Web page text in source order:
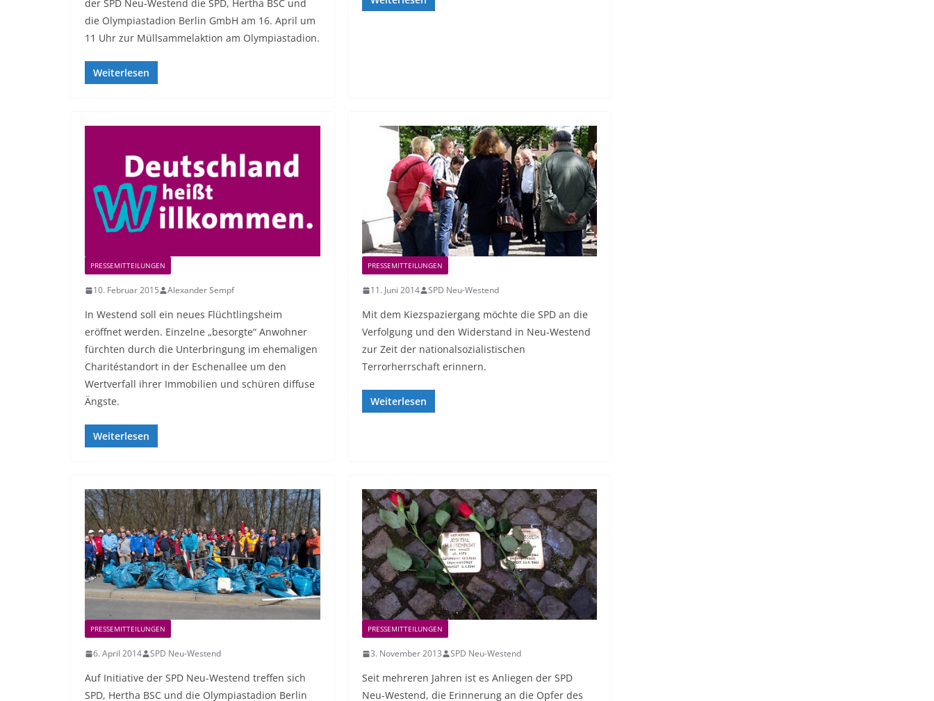
der SPD Neu-Westend die SPD, Hertha BSC und
die Olympiastadion Berlin GmbH am 16. April um
11 Uhr zur Müllsammelaktion am Olympiastadion.
Weiterlesen
PRESSEMITTEILUNGEN
10. Februar 2015 Alexander Sempf
In Westend soll ein neues Flüchtlingsheim
eröffnet werden. Einzelne „besorgte“ Anwohner
fürchten durch die Unterbringung im ehemaligen
Charitéstandort in der Eschenallee um den
Wertverfall ihrer Immobilien und schüren diffuse
Ängste.
Weiterlesen
PRESSEMITTEILUNGEN
11. Juni 2014 SPD Neu-Westend
Mit dem Kiezspaziergang möchte die SPD an die
Verfolgung und den Widerstand in Neu-Westend
zur Zeit der nationalsozialistischen
Terrorherrschaft erinnern.
Weiterlesen
PRESSEMITTEILUNGEN
6. April 2014 SPD Neu-Westend
Auf Initiative der SPD Neu-Westend treffen sich
SPD, Hertha BSC und die Olympiastadion Berlin
PRESSEMITTEILUNGEN
3. November 2013 SPD Neu-Westend
Seit mehreren Jahren ist es Anliegen der SPD
Neu-Westend, die Erinnerung an die Opfer des